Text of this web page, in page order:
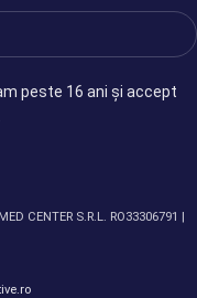
peste 16 ani și accept
CENTER S.R.L. RO33306791 |